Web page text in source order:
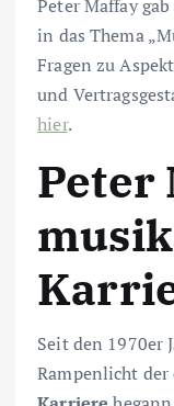
Peter Maffay
in das Thema
Fragen zu
und
hier.
Peter
Seit den 1970er
Rampenlicht der